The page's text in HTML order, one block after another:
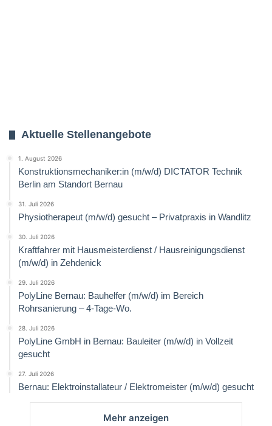
Aktuelle Stellenangebote
1. August 2026
Konstruktionsmechaniker:in (m/w/d) DICTATOR Technik
Berlin am Standort Bernau
31. Juli 2026
Physiotherapeut (m/w/d) gesucht – Privatpraxis in Wandlitz
30. Juli 2026
Kraftfahrer mit Hausmeisterdienst / Hausreinigungsdienst
(m/w/d) in Zehdenick
29. Juli 2026
PolyLine Bernau: Bauhelfer (m/w/d) im Bereich
Rohrsanierung – 4-Tage-Wo.
28. Juli 2026
PolyLine GmbH in Bernau: Bauleiter (m/w/d) in Vollzeit
gesucht
27. Juli 2026
Bernau: Elektroinstallateur / Elektromeister (m/w/d) gesucht
Mehr anzeigen